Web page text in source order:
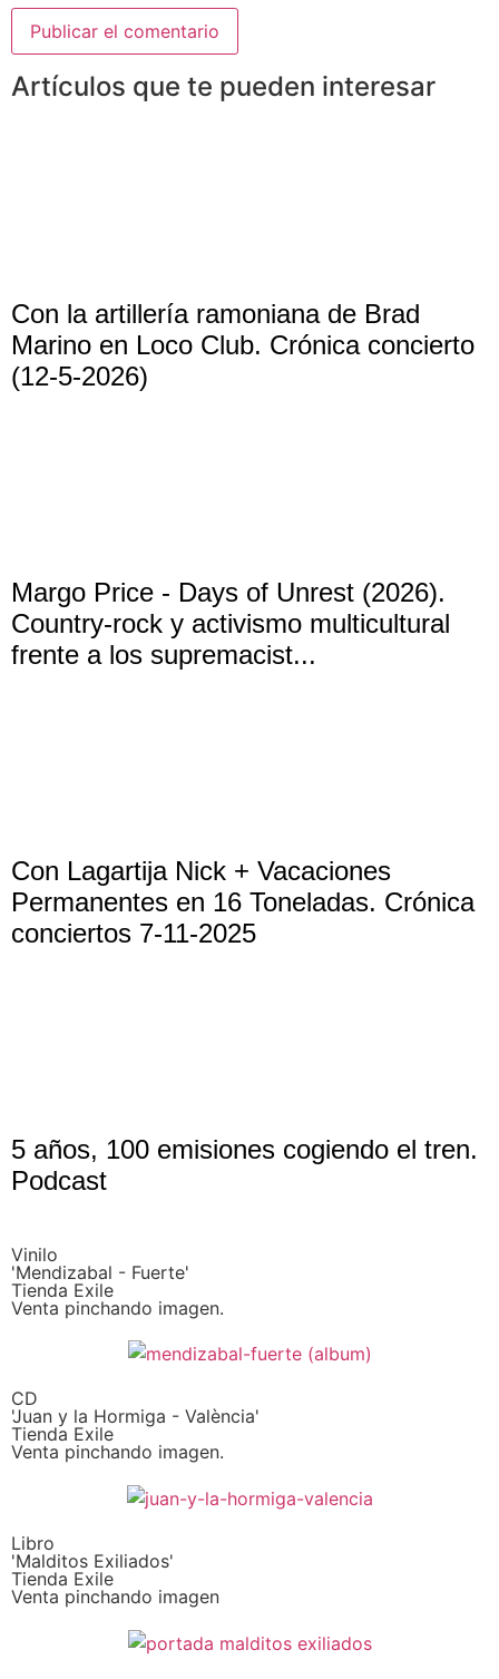
Artículos que te pueden interesar
Con la artillería ramoniana de Brad
Marino en Loco Club. Crónica concierto
(12-5-2026)
Margo Price - Days of Unrest (2026).
Country-rock y activismo multicultural
frente a los supremacist...
Con Lagartija Nick + Vacaciones
Permanentes en 16 Toneladas. Crónica
conciertos 7-11-2025
5 años, 100 emisiones cogiendo el tren.
Podcast
Vinilo
'Mendizabal - Fuerte'
Tienda Exile
Venta pinchando imagen.
CD
'Juan y la Hormiga - València'
Tienda Exile
Venta pinchando imagen.
Libro
'Malditos Exiliados'
Tienda Exile
Venta pinchando imagen